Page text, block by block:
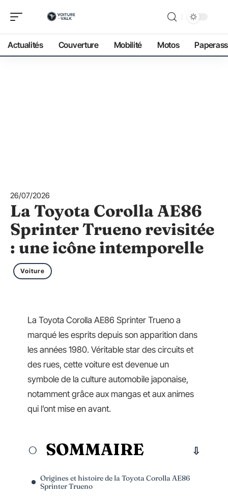
Actualités Couverture Mobilité Motos
26/07/2026
La Toyota Corolla AE86
Sprinter Trueno revisitée
: une icône intemporelle
Voiture
La Toyota Corolla AE86 Sprinter Trueno a
marqué les esprits depuis son apparition dans
les années 1980. Véritable star des circuits et
des rues, cette voiture est devenue un
symbole de la culture automobile japonaise,
notamment grâce aux mangas et aux animes
qui l’ont mise en avant.
SOMMAIRE
Origines et histoire de la Toyota Corolla AE86
Sprinter Trueno